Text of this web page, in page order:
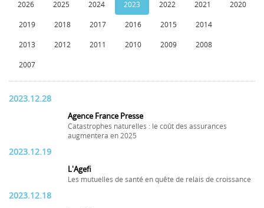
2026 2025 2024 2023 2022 2021 2020
2019 2018 2017 2016 2015 2014
2013 2012 2011 2010 2009 2008
2007
2023.12.28
Agence France Presse
Catastrophes naturelles : le coût des assurances
augmentera en 2025
2023.12.19
L'Agefi
Les mutuelles de santé en quête de relais de croissance
2023.12.18